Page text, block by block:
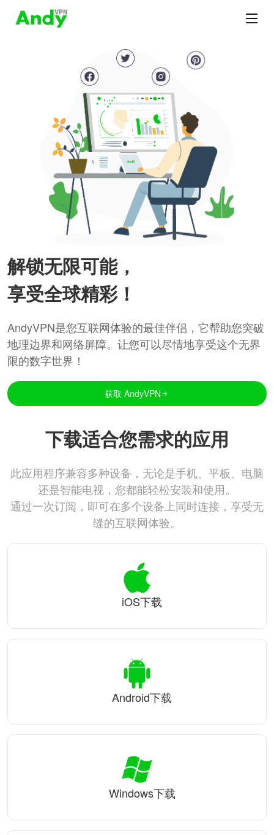
解锁无限可能，
享受全球精彩！
AndyVPN是您互联网体验的最佳伴侣，它帮助您突破
地理边界和网络屏障。让您可以尽情地享受这个无界
限的数字世界！
获取 AndyVPN
下载适合您需求的应用
此应用程序兼容多种设备，无论是手机、平板、电脑
还是智能电视，您都能轻松安装和使用。
通过一次订阅，即可在多个设备上同时连接，享受无
缝的互联网体验。
iOS下载
Android下载
Windows下载